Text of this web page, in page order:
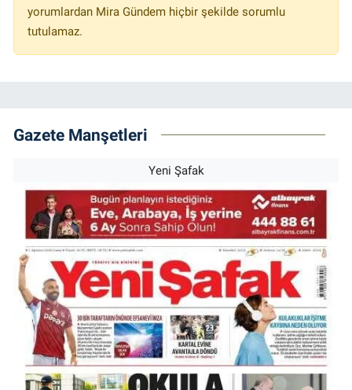
yorumlardan Mira Gündem hiçbir şekilde sorumlu
tutulamaz.
Gazete Manşetleri
Yeni Şafak